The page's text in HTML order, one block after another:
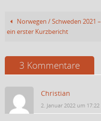
Norwegen / Schweden 2021 –
ein erster Kurzbericht
3 Kommentare
Christian
2. Januar 2022 um 17:22